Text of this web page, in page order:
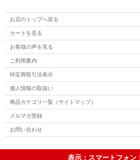
お店のトップへ戻る
カートを見る
お客様の声を見る
ご利用案内
特定商取引法表示
個人情報の取扱い
商品カテゴリ一覧（サイトマップ）
メルマガ登録
お問い合わせ
表示：スマートフォン｜